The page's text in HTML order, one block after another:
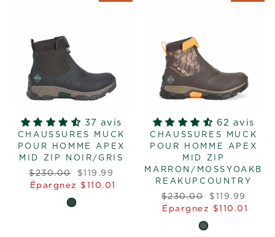
37 avis
CHAUSSURES MUCK
POUR HOMME APEX
MID ZIP NOIR/GRIS
Prix
régulier
$230.00
Prix
réduit
$119.99
Épargnez $110.01
62 avis
CHAUSSURES MUCK
POUR HOMME APEX
MID ZIP
MARRON/MOSSYOAKB
REAKUPCOUNTRY
Prix
régulier
$230.00
Prix
réduit
$119.99
Épargnez $110.01